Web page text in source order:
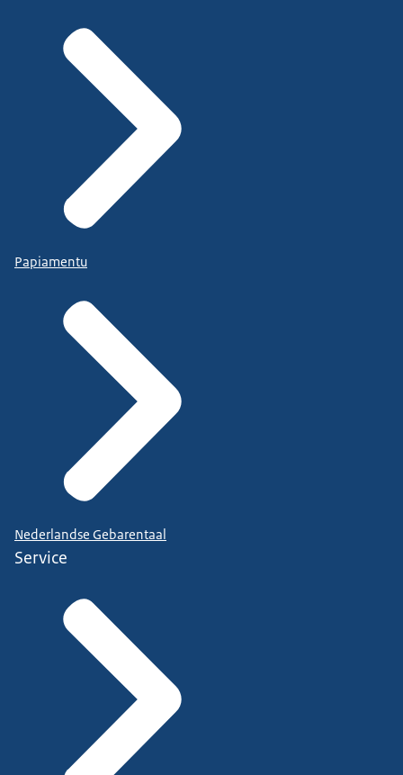
Papiamentu
Nederlandse Gebarentaal
Service